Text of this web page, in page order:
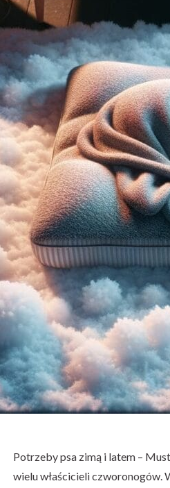
Potrzeby psa zimą i latem –
wielu właścicieli czworonogów.